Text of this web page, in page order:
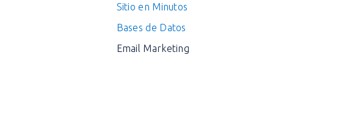
Sitio en Minutos
Bases de Datos
Email Marketing